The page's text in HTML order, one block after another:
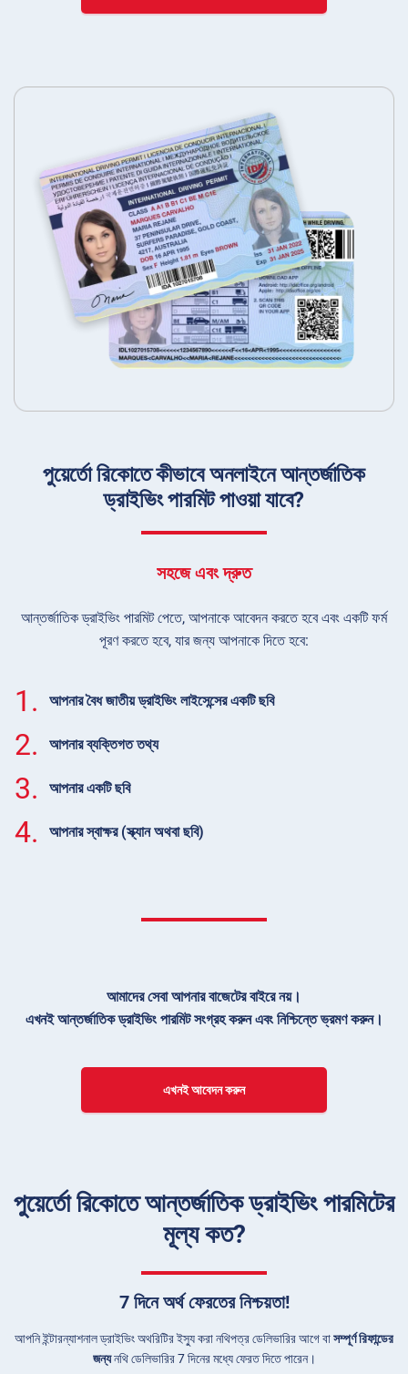
পুয়ের্তো রিকোতে কীভাবে অনলাইনে আন্তর্জাতিক
ড্রাইভিং পারমিট পাওয়া যাবে?
সহজে এবং দ্রুত
আন্তর্জাতিক ড্রাইভিং পারমিট পেতে, আপনাকে আবেদন করতে হবে এবং একটি ফর্ম
পূরণ করতে হবে, যার জন্য আপনাকে দিতে হবে:
1. আপনার বৈধ জাতীয় ড্রাইভিং লাইসেন্সের একটি ছবি
2. আপনার ব্যক্তিগত তথ্য
3. আপনার একটি ছবি
4. আপনার স্বাক্ষর (স্ক্যান অথবা ছবি)
আমাদের সেবা আপনার বাজেটের বাইরে নয়।
এখনই আন্তর্জাতিক ড্রাইভিং পারমিট সংগ্রহ করুন এবং নিশ্চিন্তে ভ্রমণ করুন।
এখনই আবেদন করুন
পুয়ের্তো রিকোতে আন্তর্জাতিক ড্রাইভিং পারমিটের
মূল্য কত?
7 দিনে অর্থ ফেরতের নিশ্চয়তা!
আপনি ইন্টারন্যাশনাল ড্রাইভিং অথরিটির ইস্যু করা নথিপত্র ডেলিভারির আগে বাসম্পূর্ণ রিফান্ডের
জন্যনথি ডেলিভারির 7 দিনের মধ্যে ফেরত দিতে পারেন।